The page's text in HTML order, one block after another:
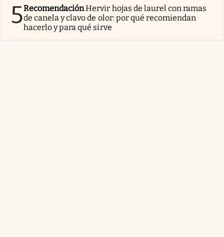
5RecomendaciónHervir hojas de laurel con ramas
de canela y clavo de olor: por qué recomiendan
hacerlo y para qué sirve